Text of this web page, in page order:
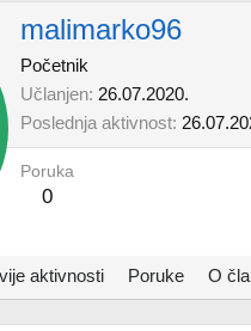
malimarko96
Početnik
Učlanjen 26.07.2020.
Poslednja aktivnost
Poruka
0
aktivnosti Poruke O